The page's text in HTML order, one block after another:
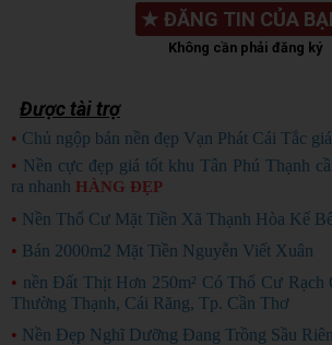
★ ĐĂNG TIN CỦA
Không cần phải đăng ký
Được tài trợ
• Chủ ngộp bán nền đẹp Vạn Phát Cái Tắc
• Nền cực đẹp giá tốt khu Tân Phú Thạnh
ra nhanh HÀNG ĐẸP
• Nền Thổ Cư Mặt Tiền Xã Thạnh Hòa Kế
• Bán 2000m2 Mặt Tiền Nguyễn Viết Xuân
• nền Đất Thịt Hơn 250m² Có Thổ Cư Rạch
Thường Thạnh, Cái Răng, Tp. Cần Thơ
• Nền Đẹp Nghĩ Dưỡng Đang Trồng Sầu Riên